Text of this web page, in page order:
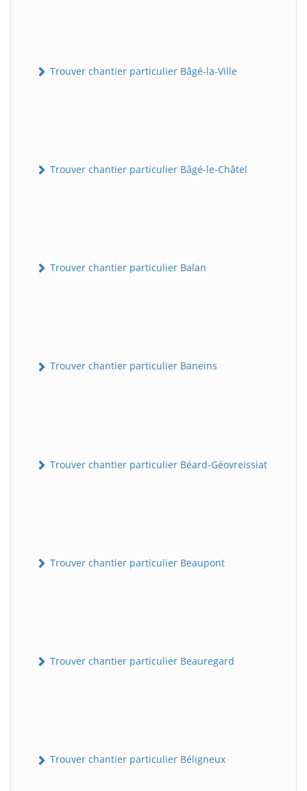
Trouver chantier particulier Bâgé-la-Ville
Trouver chantier particulier Bâgé-le-Châtel
Trouver chantier particulier Balan
Trouver chantier particulier Baneins
Trouver chantier particulier Béard-Géovreissiat
Trouver chantier particulier Beaupont
Trouver chantier particulier Beauregard
Trouver chantier particulier Béligneux